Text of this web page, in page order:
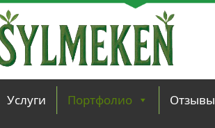
Услуги Портфолио Отзывы